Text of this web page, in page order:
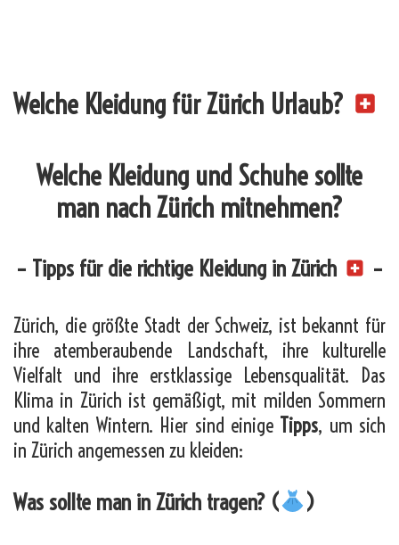
Welche Kleidung für Zürich Urlaub?
Welche Kleidung und Schuhe sollte
man nach Zürich mitnehmen?
– Tipps für die richtige Kleidung in Zürich –
Zürich, die größte Stadt der Schweiz, ist bekannt für
ihre atemberaubende Landschaft, ihre kulturelle
Vielfalt und ihre erstklassige Lebensqualität. Das
Klima in Zürich ist gemäßigt, mit milden Sommern
und kalten Wintern. Hier sind einige Tipps, um sich
in Zürich angemessen zu kleiden:
Was sollte man in Zürich tragen? ( )